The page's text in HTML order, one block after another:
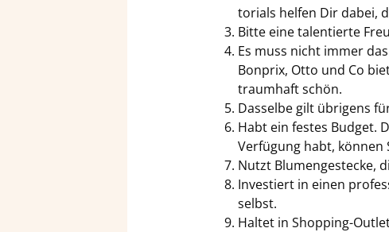
to­ri­als hel­fen Dir dabei,
Bitte eine ta­len­tier­te
Es muss nicht immer
Bon­prix, Otto und Co
traum­haft schön.
Das­sel­be gilt üb­ri­gens
Habt ein fes­tes Bud­get.
Ver­fü­gung habt, kön­nen
Nutzt Blu­men­ge­ste­cke,
In­ves­tiert in einen
selbst.
Hal­tet in Shopping-​